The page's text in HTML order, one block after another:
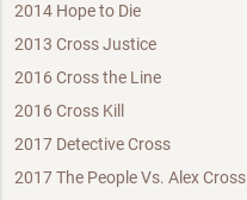
2014 Hope to Die
2013 Cross Justice
2016 Cross the Line
2016 Cross Kill
2017 Detective Cross
2017 The People Vs. Alex Cross